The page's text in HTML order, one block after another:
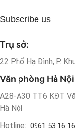
Subscribe us
Trụ sở:
22 Phố Hạ Đình, P.
Văn phòng Hà
A28-A30 TT6 KĐT
Hà Nội
Hotline: 0961 53 16 16